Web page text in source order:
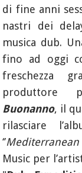
di fine anni
nastri dei
musica dub.
fino ad oggi
freschezza
produttore
Buonanno, il
rilasciare
‘’
Music per